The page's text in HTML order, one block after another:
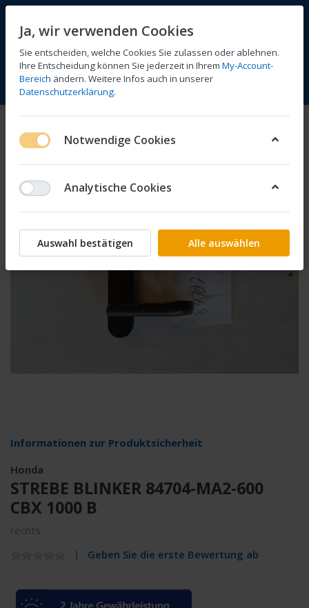
Menü Anmelden Vergleichen Wunschliste
Informationen zur Produktsicherheit
Honda
STREBE BLINKER 84704-MA2-600
CBX 1000 B
rechts
Geben Sie die erste Bewertung ab
Ja, wir verwenden Cookies
Sie entscheiden, welche Cookies Sie zulassen oder ablehnen.
Ihre Entscheidung können Sie jederzeit in Ihrem My-Account-
Bereich ändern. Weitere Infos auch in unserer
Datenschutzerklärung.
Notwendige Cookies
Analytische Cookies
Auswahl bestätigen Alle auswählen